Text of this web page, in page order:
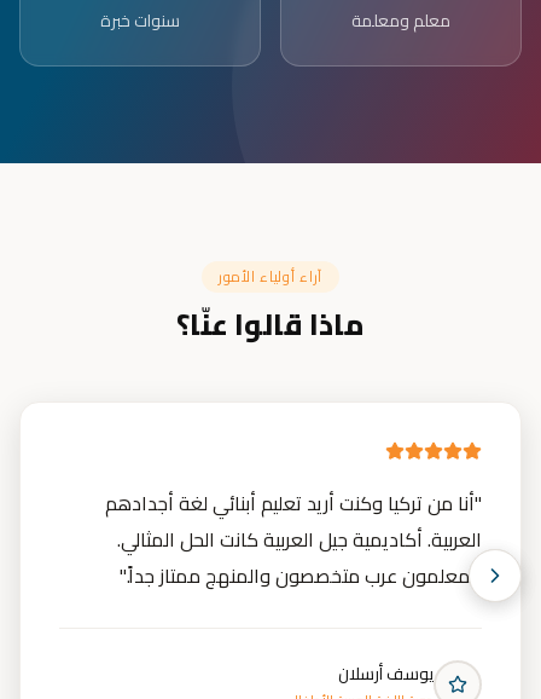
معلم ومعلمة سنوات خبرة
آراء أولياء الأمور
ماذا قالوا عنّا؟
"أنا من تركيا وكنت أريد تعليم أبنائي لغة أجدادهم
العربية. أكاديمية جيل العربية كانت الحل المثالي.
المعلمون عرب متخصصون والمنهج ممتاز جداً."
يوسف أرسلان